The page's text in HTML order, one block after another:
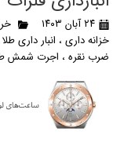
۲۴ آبان ۱۴۰۳
خزانه داری، انبار داری طلا
ضرب نقره، اجرت شمش